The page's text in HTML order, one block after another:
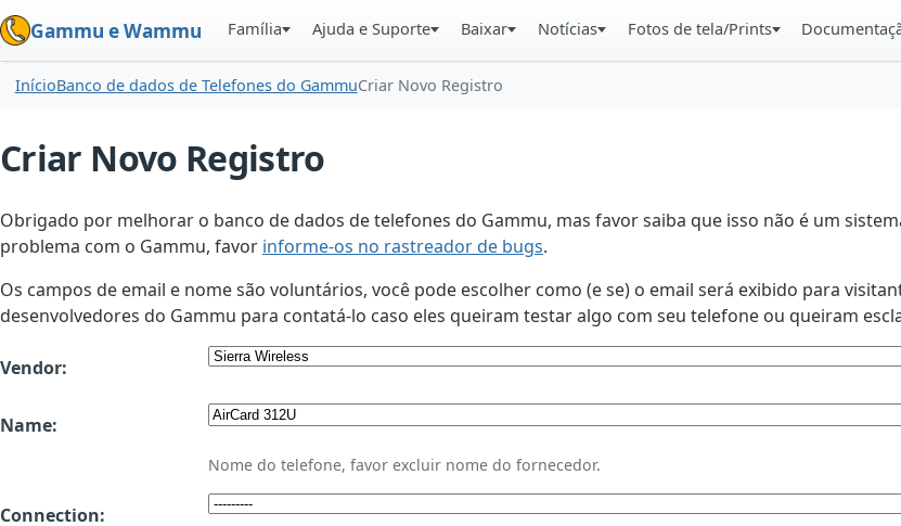
Gammu e Wammu Família Ajuda e Suporte Baixar Notícias Fotos de tela/Prints
InícioBanco de dados de Telefones do GammuCriar Novo Registro
Criar Novo Registro
Obrigado por melhorar o banco de dados de telefones do Gammu, mas favor saiba que isso não é um
problema com o Gammu, favor informe-os no rastreador de bugs.
Os campos de email e nome são voluntários, você pode escolher como (e se) o email será exibido para
desenvolvedores do Gammu para contatá-lo caso eles queiram testar algo com seu telefone ou queiram
Vendor:
Name:
Nome do telefone, favor excluir nome do fornecedor.
Connection: